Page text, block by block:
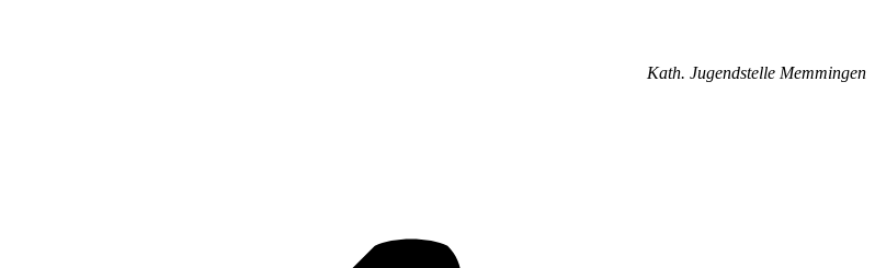
Kath. Jugendstelle Memmingen